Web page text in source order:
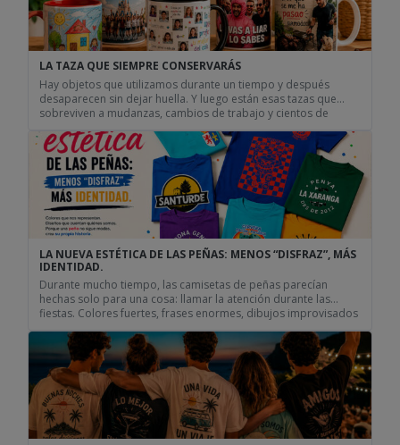
LA TAZA QUE SIEMPRE CONSERVARÁS
Hay objetos que utilizamos durante un tiempo y después
desaparecen sin dejar huella. Y luego están esas tazas que
sobreviven a mudanzas, cambios de trabajo y cientos de
más modernas. Lo que las hace especiales suele ser la historia
que llevan detrás Hay objetos que […]
LA NUEVA ESTÉTICA DE LAS PEÑAS: MENOS “DISFRAZ”, MÁS
IDENTIDAD.
Durante mucho tiempo, las camisetas de peñas parecían
hechas solo para una cosa: llamar la atención durante las
fiestas. Colores fuertes, frases enormes, dibujos improvisados
muchas veces acababa olvidado en el fondo del armario. Pero
algo está cambiando. Cada vez más grupos, cuadrillas y […]